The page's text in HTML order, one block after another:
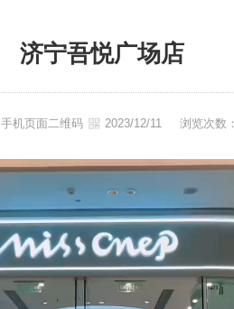
济宁吾悦广场店
手机页面二维码 2023/12/11 浏览次数：